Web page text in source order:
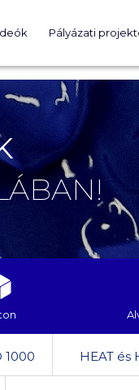
Pályázati
1000 HEAT és